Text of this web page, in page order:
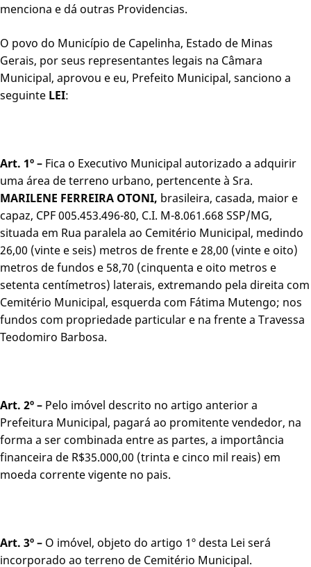
menciona e dá outras Providencias.
O povo do Município de Capelinha, Estado de Minas
Gerais, por seus representantes legais na Câmara
Municipal, aprovou e eu, Prefeito Municipal, sanciono a
seguinte LEI:
Art. 1º – Fica o Executivo Municipal autorizado a adquirir
uma área de terreno urbano, pertencente à Sra.
MARILENE FERREIRA OTONI, brasileira, casada, maior e
capaz, CPF 005.453.496-80, C.I. M-8.061.668 SSP/MG,
situada em Rua paralela ao Cemitério Municipal, medindo
26,00 (vinte e seis) metros de frente e 28,00 (vinte e oito)
metros de fundos e 58,70 (cinquenta e oito metros e
setenta centímetros) laterais, extremando pela direita com
Cemitério Municipal, esquerda com Fátima Mutengo; nos
fundos com propriedade particular e na frente a Travessa
Teodomiro Barbosa.
Art. 2º – Pelo imóvel descrito no artigo anterior a
Prefeitura Municipal, pagará ao promitente vendedor, na
forma a ser combinada entre as partes, a importância
financeira de R$35.000,00 (trinta e cinco mil reais) em
moeda corrente vigente no pais.
Art. 3º – O imóvel, objeto do artigo 1º desta Lei será
incorporado ao terreno de Cemitério Municipal.